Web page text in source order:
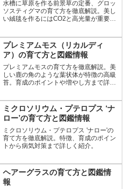
水槽に草原を作る前景草の定番、グロッ
ソスティグマの育て方を徹底解説。美し
い絨毯を作るにはCO2と高光量が重要。
プレミアムモス（リカルディ
ア）の育て方と図鑑情報
プレミアムモスの育て方を徹底解説。美
しい鹿の角のような葉状体が特徴の高級
苔。育成のポイントや増やし方まで詳し
ミクロソリウム・プテロプス ‘ナ
ロー’の育て方と図鑑情報
ミクロソリウム・プテロプス 'ナロー'の
育て方を徹底解説。特徴、育成のポイン
トから病気対策まで詳しく紹介。
ヘアーグラスの育て方と図鑑情
報